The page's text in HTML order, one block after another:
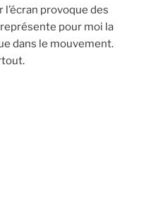
provoque des
pour moi la
dans le mouvement.